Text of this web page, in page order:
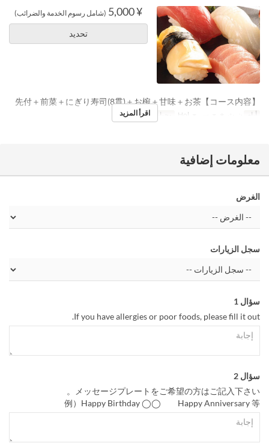
¥ 5,000 (شامل رسوم الخدمة والضرائب)
تحديد
【コース内容】先付＋前菜＋にぎり寿司(8貫)＋お椀＋甘味＋お茶
أيام وجبات الغداء
اقرأ المزيد
معلومات إضافية
الغرض
سجل الزيارات
سؤال 1
If you have allergies or poor foods, please fill it out.
سؤال 2
メッセージプレートをご希望の方はご記入下さい。
例）Happy Birthday ◯◯ Happy Anniversary 等